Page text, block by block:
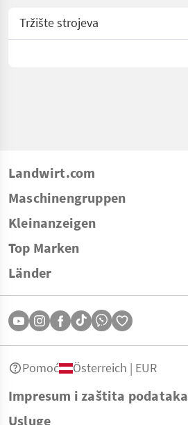
Tržište strojeva
Landwirt.com
Maschinengruppen
Kleinanzeigen
Top Marken
Länder
Impresum i zaštita podataka
Usluge
Pomoć Österreich | EUR